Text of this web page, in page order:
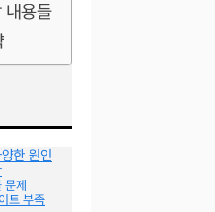
내용들
한 원인
제
트 부족